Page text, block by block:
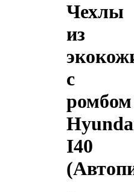
Чехлы
из
с
ромбом
I40